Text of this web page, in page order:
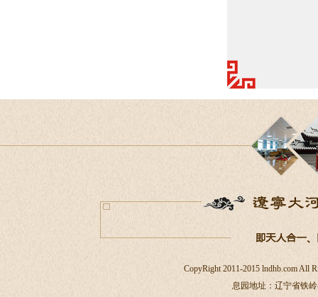
CopyRight 2011-2015 lndhb.com All
息园地址：辽宁省铁